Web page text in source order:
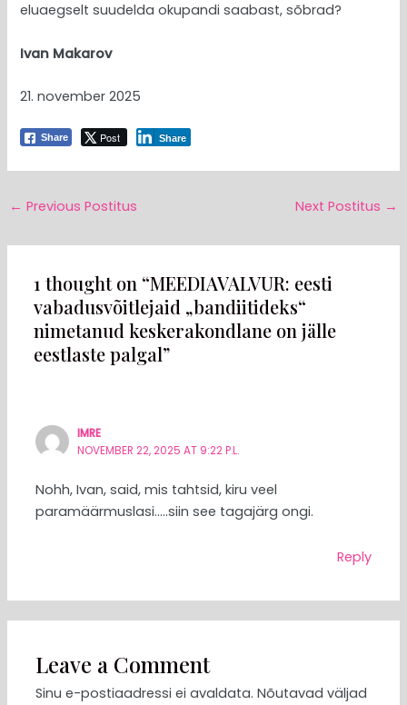
eluaegselt suudelda okupandi saabast, sõbrad?
Ivan Makarov
21. november 2025
Share Post Share
← Previous Postitus Next Postitus →
1 thought on “MEEDIAVALVUR: eesti
vabadusvõitlejaid „bandiitideks“
nimetanud keskerakondlane on jälle
eestlaste palgal”
IMRE
NOVEMBER 22, 2025 AT 9:22 P.L.
Nohh, Ivan, said, mis tahtsid, kiru veel
paramäärmuslasi…..siin see tagajärg ongi.
Reply
Leave a Comment
Sinu e-postiaadressi ei avaldata. Nõutavad väljad